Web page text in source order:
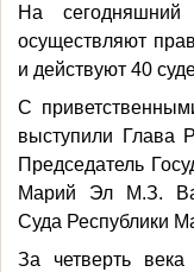
На
осуществляют
и действуют 40
С
выступили Глава
Председатель
Марий Эл М.З.
Суда Республики
За четверть